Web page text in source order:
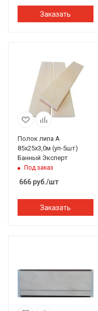
Заказать
Полок липа А
85х25х3,0м (уп-5шт)
Банный Эксперт
Под заказ
666 руб./шт
Заказать